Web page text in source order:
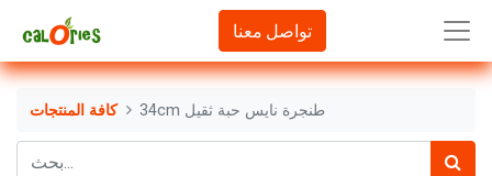
تواصل معنا
كافة المنتجات 34cm طنجرة نايس حبة ثقيل